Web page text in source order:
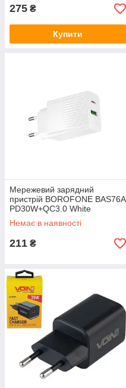
275 ₴
Купити
Мережевий зарядний
пристрій BOROFONE BAS76A
PD30W+QC3.0 White
Немає в наявності
211 ₴